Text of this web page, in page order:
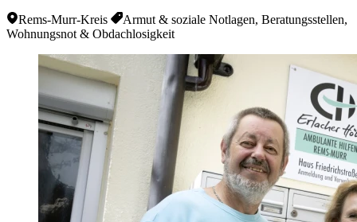
Rems-Murr-Kreis
Armut & soziale Notlagen, Beratungsstellen,
Wohnungsnot & Obdachlosigkeit